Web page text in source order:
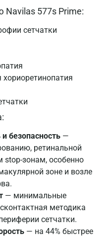
577s Prime:
сетчатки
безопасность —
ретинальной
зонам, особенно
зоне и возле
— минимальные
методика
сетчатки.
— на 44% быстрее